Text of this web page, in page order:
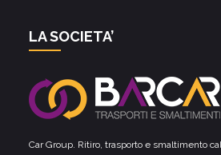
LA SOCIETA’
Car Group. Ritiro, trasporto e smaltimento